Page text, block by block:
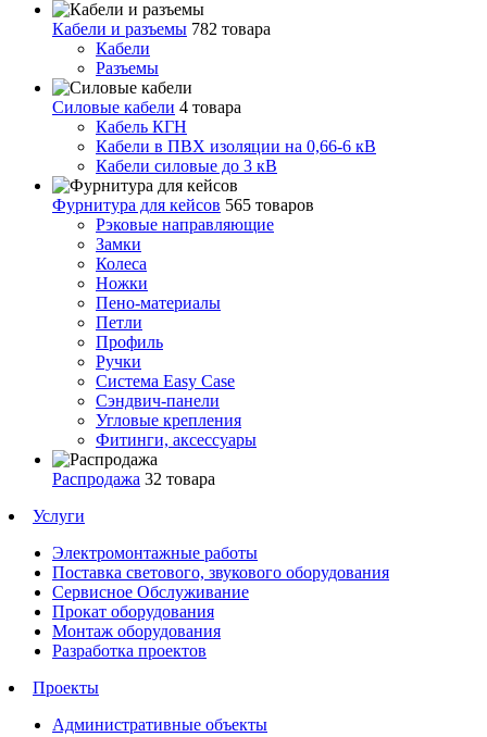
Кабели и разъемы 782 товара
Кабели
Разъемы
Силовые кабели 4 товара
Кабель КГН
Кабели в ПВХ изоляции на 0,66-6 кВ
Кабели силовые до 3 кВ
Фурнитура для кейсов 565 товаров
Рэковые направляющие
Замки
Колеса
Ножки
Пено-материалы
Петли
Профиль
Ручки
Система Easy Case
Сэндвич-панели
Угловые крепления
Фитинги, аксессуары
Распродажа 32 товара
Услуги
Электромонтажные работы
Поставка светового, звукового оборудования
Сервисное Обслуживание
Прокат оборудования
Монтаж оборудования
Разработка проектов
Проекты
Административные объекты